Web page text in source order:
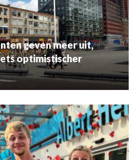
geven meer uit,
optimistischer